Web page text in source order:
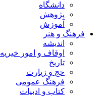
دانشگاه
پژوهش
آموزش
فرهنگ و هنر
اندیشه
اوقاف و امور خیریه
تاریخ
حج و زیارت
فرهنگ عمومی
کتاب و ادبیات